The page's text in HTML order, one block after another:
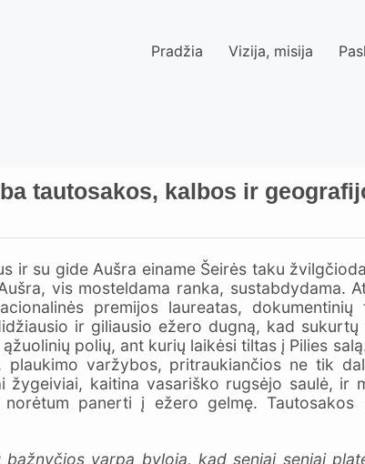
Pradžia Vizija, misija
tautosakos, kalbos ir
ir su gide Aušra einame Šeirės taku
vis mosteldama ranka, sustabdydama.
premijos laureatas,
ir giliausio ežero dugną, kad
polių, ant kurių laikėsi tiltas į Pilies
varžybos, pritraukiančios ne tik
žygeiviai, kaitina vasariško rugsėjo saulė,
panerti į ežero gelmę.
bažnyčios varpą byloja, kad seniai seniai